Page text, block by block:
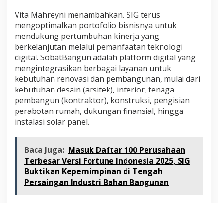
Vita Mahreyni menambahkan, SIG terus
mengoptimalkan portofolio bisnisnya untuk
mendukung pertumbuhan kinerja yang
berkelanjutan melalui pemanfaatan teknologi
digital. SobatBangun adalah platform digital yang
mengintegrasikan berbagai layanan untuk
kebutuhan renovasi dan pembangunan, mulai dari
kebutuhan desain (arsitek), interior, tenaga
pembangun (kontraktor), konstruksi, pengisian
perabotan rumah, dukungan finansial, hingga
instalasi solar panel.
Baca Juga: Masuk Daftar 100 Perusahaan
Terbesar Versi Fortune Indonesia 2025, SIG
Buktikan Kepemimpinan di Tengah
Persaingan Industri Bahan Bangunan